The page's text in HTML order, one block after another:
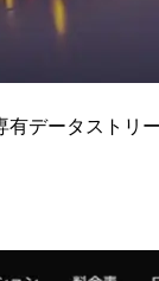
有データストリ